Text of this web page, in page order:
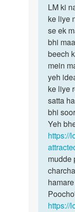
to
by
LM
ki
nazar
mein,
kuch…
LM ki
ke liye
se ek
bhi
beech
mein
yeh
ke liye
satta
bhi
Yeh
https://
mudde
https://